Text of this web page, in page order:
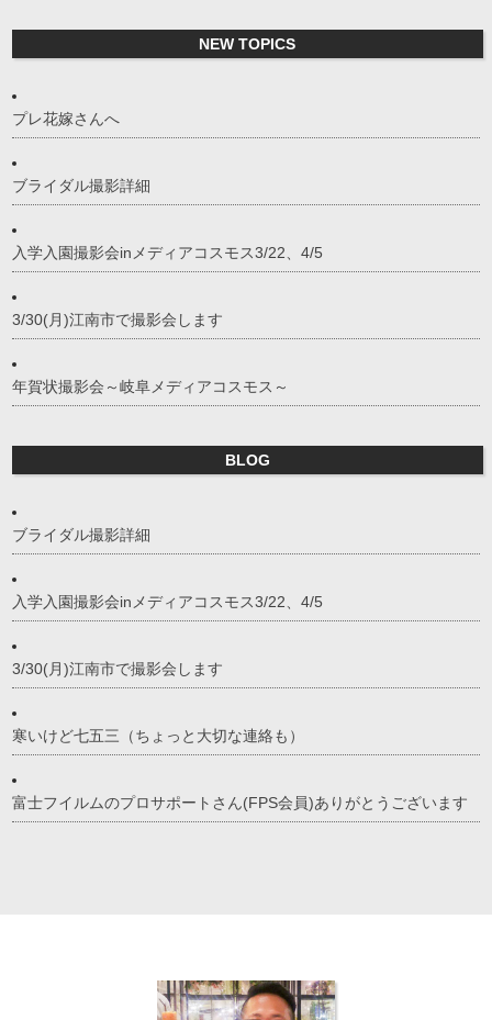
NEW TOPICS
プレ花嫁さんへ
ブライダル撮影詳細
入学入園撮影会inメディアコスモス3/22、4/5
3/30(月)江南市で撮影会します
年賀状撮影会～岐阜メディアコスモス～
BLOG
ブライダル撮影詳細
入学入園撮影会inメディアコスモス3/22、4/5
3/30(月)江南市で撮影会します
寒いけど七五三（ちょっと大切な連絡も）
富士フイルムのプロサポートさん(FPS会員)ありがとうございます